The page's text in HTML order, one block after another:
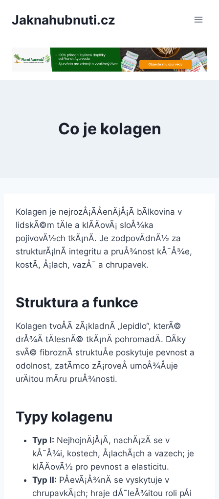
Jaknahubnuti.cz
Co je kolagen
Kolagen je nejrozÅ¡Ã­ÅenÄjÅ¡Ã­ bÃ­lkovina v
lidskÃ©m tÄle a klÃ­ÄovÃ¡ sloÅ¾ka
pojivovÃ½ch tkÃ¡nÃ­. Je zodpovÄdnÃ½ za
strukturÃ¡lnÃ­ integritu a pruÅ¾nost kÅ¯Å¾e,
kostÃ­, Å¡lach, vazÅ¯ a chrupavek.
Struktura a funkce
Kolagen tvoÅÃ­ zÃ¡kladnÃ­ „lepidlo“, kterÃ©
drÅ¾Ã­ tÄlesnÃ© tkÃ¡nÄ pohromadÄ. DÃ­ky
svÃ© fibroznÃ­ struktuÅe poskytuje pevnost a
odolnost, zatÃ­mco zÃ¡roveÅ umoÅ¾Åuje
urÄitou mÃ­ru pruÅ¾nosti.
Typy kolagenu
Typ I: NejhojnÄjÅ¡Ã­, nachÃ¡zÃ­ se v
kÅ¯Å¾i, kostech, Å¡lachÃ¡ch a vazech; je
klÃ­ÄovÃ½ pro pevnost a elasticitu.
Typ II: PÅevÃ¡Å¾nÄ se vyskytuje v
chrupavkÃ¡ch; hraje dÅ¯leÅ¾itou roli pÅi